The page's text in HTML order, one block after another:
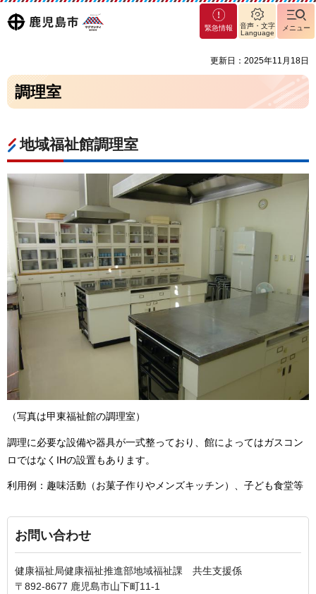
鹿児島
マグ
マシ
緊急情報
音声・文字
Language
メニュー
更新日：2025年11月18日
調理室
地域福祉館調理室
（写真は甲東福祉館の調理室）
調理に必要な設備や器具が一式整っており、館によってはガスコン
ロではなくIHの設置もあります。
利用例：趣味活動（お菓子作りやメンズキッチン）、子ども食堂等
お問い合わせ
健康福祉局健康福祉推進部地域福祉課 共生支援係
〒892-8677 鹿児島市山下町11-1